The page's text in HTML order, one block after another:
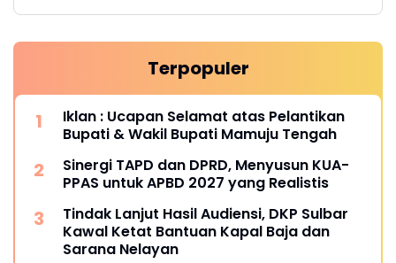
Terpopuler
Iklan : Ucapan Selamat atas Pelantikan
Bupati & Wakil Bupati Mamuju Tengah
Sinergi TAPD dan DPRD, Menyusun KUA-
PPAS untuk APBD 2027 yang Realistis
Tindak Lanjut Hasil Audiensi, DKP Sulbar
Kawal Ketat Bantuan Kapal Baja dan
Sarana Nelayan